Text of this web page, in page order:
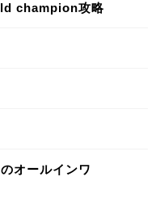
champion攻略
オールインワ